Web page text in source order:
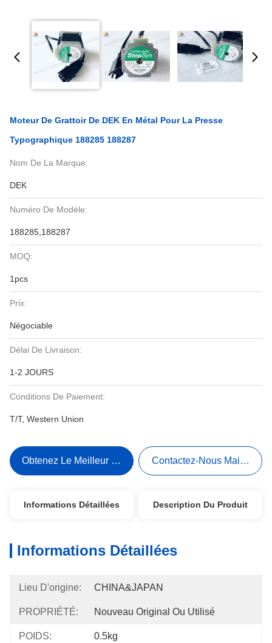
Moteur De Grattoir De DEK En Métal Pour La Presse
Typographique 188285 188287
Nom De La Marque:
DEK
Numéro De Modèle:
188285,188287
MOQ:
1pcs
Prix:
Négociable
Délai De Livraison:
1-2 JOURS
Conditions De Paiement:
T/T, Western Union
Obtenez Le Meilleur Prix Contactez-Nous Maintenant
Informations Détaillées Description Du Produit
Informations Détaillées
Lieu D'origine: CHINA&JAPAN
PROPRIÉTÉ: Nouveau Original Ou Utilisé
POIDS: 0.5kg